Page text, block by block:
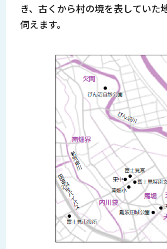
き、古くから村の境を表していた
伺えます。